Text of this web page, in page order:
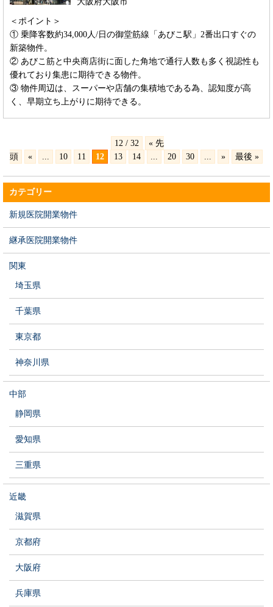
＜ポイント＞
① 乗降客数約34,000人/日の御堂筋線「あびこ駅」2番出口すぐの
新築物件。
② あびこ筋と中央商店街に面した角地で通行人数も多く視認性も
優れており集患に期待できる物件。
③ 物件周辺は、スーパーや店舗の集積地である為、認知度が高
く、早期立ち上がりに期待できる。
12 / 32
« 先
頭
« 10 11 12 13 14 20 30 » 最後 »
カテゴリー
新規医院開業物件
継承医院開業物件
関東
埼玉県
千葉県
東京都
神奈川県
中部
静岡県
愛知県
三重県
近畿
滋賀県
京都府
大阪府
兵庫県